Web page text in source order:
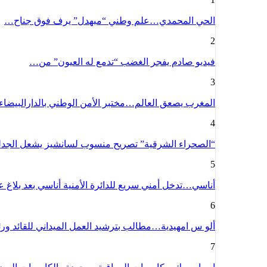
الحي المحمدي…علم وطني “مبهدل” يرف فوق جناح…
2
فيديو صادم يفجر الغضب “تدمع له العيون” من…
3
المغرب يصعق العالم…مختبر الأمن الوطني
4
“الصحراء الشرقية” تصريح منسوب لسانشيز يشعل
5
أناسي…تدخل أمني سريع للدائرة الأمنية أناسي بعد
6
ألو س امهيدية…مطالب بترشيد العمل الميداني للقائد
7